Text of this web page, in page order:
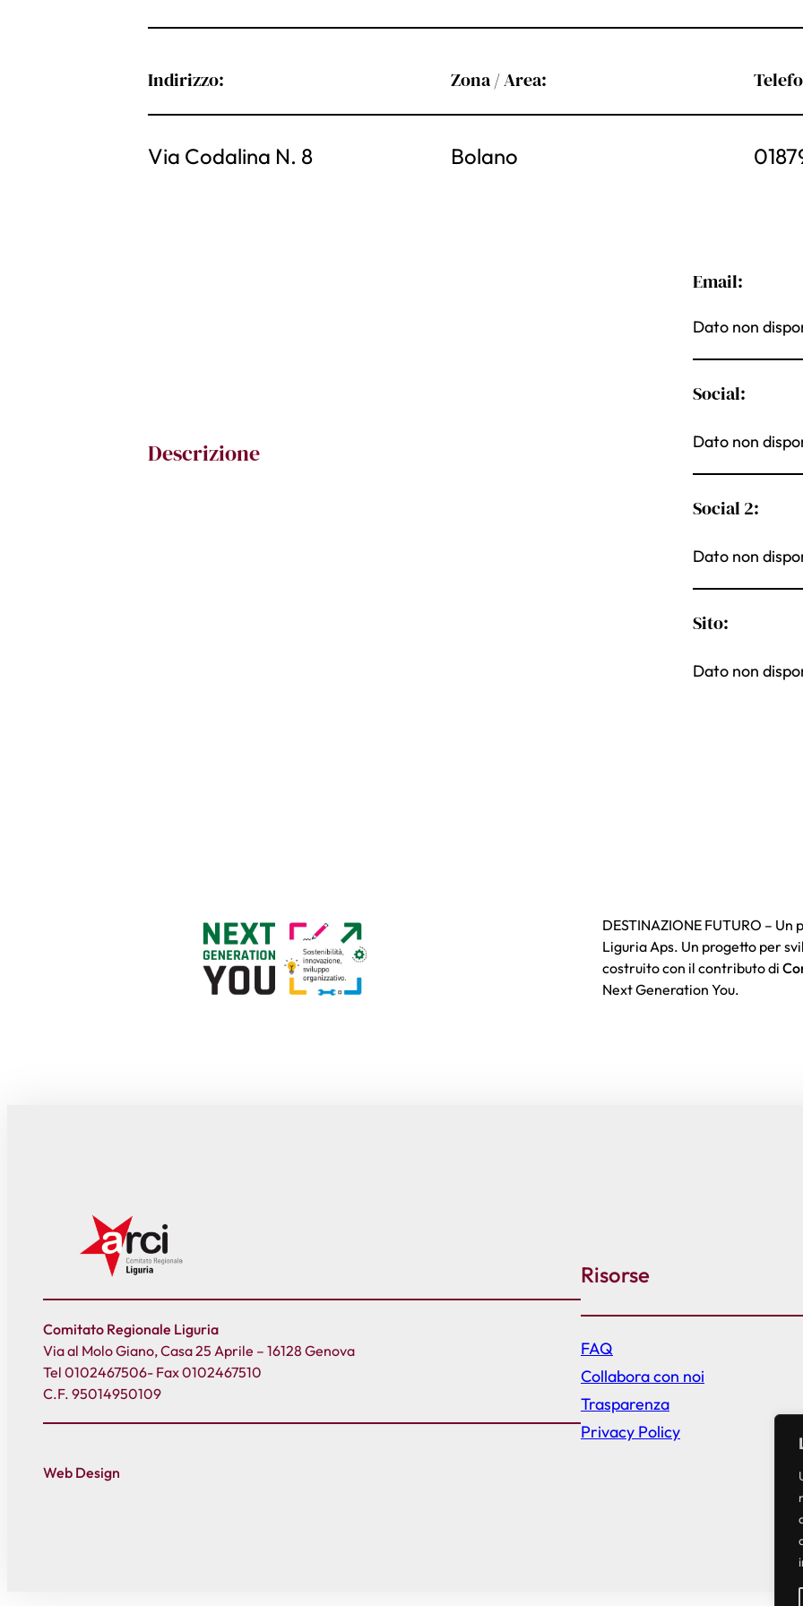
Indirizzo:
Via Codalina N. 8
Zona / Area:
Bolano
Descrizione
Email:
Dato non
Social:
Dato non
Social 2:
Dato non
Sito:
Dato non
DESTINAZIONE FUTURO –
Liguria Aps. Un progetto per
costruito con il contributo di
Next Generation You.
Comitato Regionale Liguria
Via al Molo Giano, Casa 25 Aprile – 16128 Genova
Tel 0102467506- Fax 0102467510
C.F. 95014950109
Web Design
Risorse
FAQ
Collabora con noi
Trasparenza
Privacy Policy